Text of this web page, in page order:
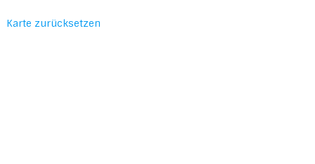
Karte zurücksetzen